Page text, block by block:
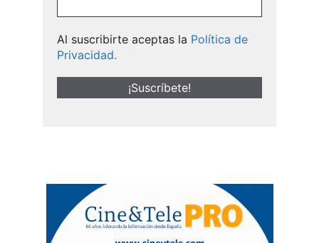
Al suscribirte aceptas la Política de
Privacidad.